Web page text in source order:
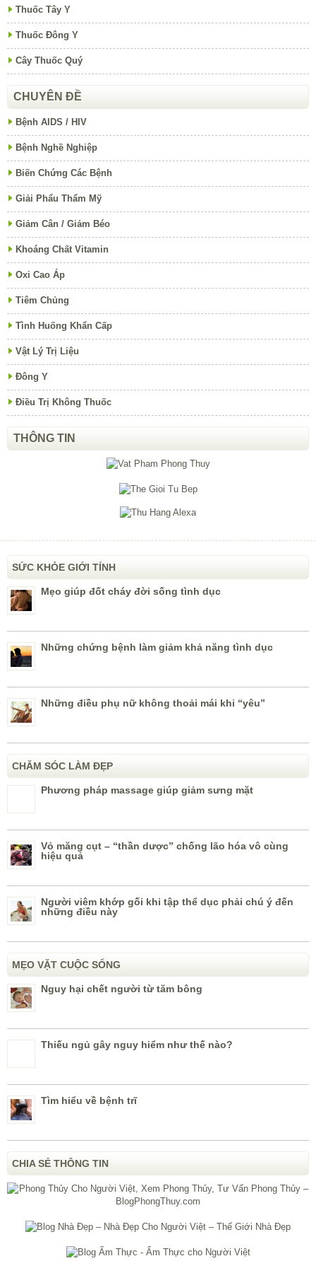
Giải Phẩu Thẩm Mỹ
Giảm Cân / Giảm Béo
Khoáng Chất Vitamin
Oxi Cao Áp
THÔNG TIN
SỨC KHỎE GIỚI TÍNH
Mẹo giúp đốt cháy đời sống tình dục
Những chứng bệnh làm giảm khả năng tình dục
Những điều phụ nữ không thoải mái khi “yêu”
CHĂM SÓC LÀM ĐẸP
MẸO VẶT CUỘC SỐNG
Thiếu ngủ gây nguy hiểm như thế nào?
Tìm hiểu về bệnh trĩ
CHIA SẺ THÔNG TIN
© 2026Sức Khỏe Cho Người Việt, Sức Khỏe Đời Sống, Sức Khỏe Gia
Đình – BlogSucKhoe.com- Chủ biên:Lương y Nguyễn Hùng -
info@blogsuckhoe.com
Blog Sức Khỏe là trang cá nhân được xây dựng nhằm sưu tầm các kiến thức về y khoa,
nước. Là nơi hỏi đáp thông tin nhằm phục vụ, chăm sóc cho đời sống sức khỏe của các
cá nhân và gia đình ngày một tốt hơn. Là sân chơi cho các lương y, bác sĩ có tâm với